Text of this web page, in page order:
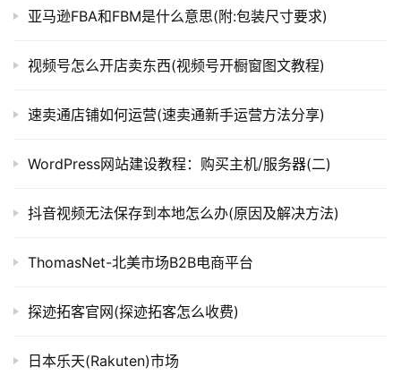
航亚马逊FBA和FBM是什么意思(附:包装尺寸要求)
视频号怎么开店卖东西(视频号开橱窗图文教程)
速卖通店铺如何运营(速卖通新手运营方法分享)
WordPress网站建设教程：购买主机/服务器(二)
抖音视频无法保存到本地怎么办(原因及解决方法)
ThomasNet-北美市场B2B电商平台
探迹拓客官网(探迹拓客怎么收费)
日本乐天(Rakuten)市场